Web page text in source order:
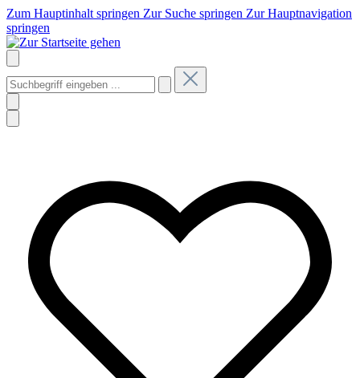
Zum Hauptinhalt springen Zur Suche springen Zur Hauptnavigation
springen